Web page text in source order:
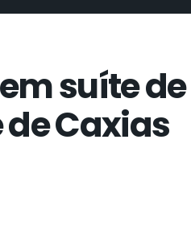
suíte de
Caxias